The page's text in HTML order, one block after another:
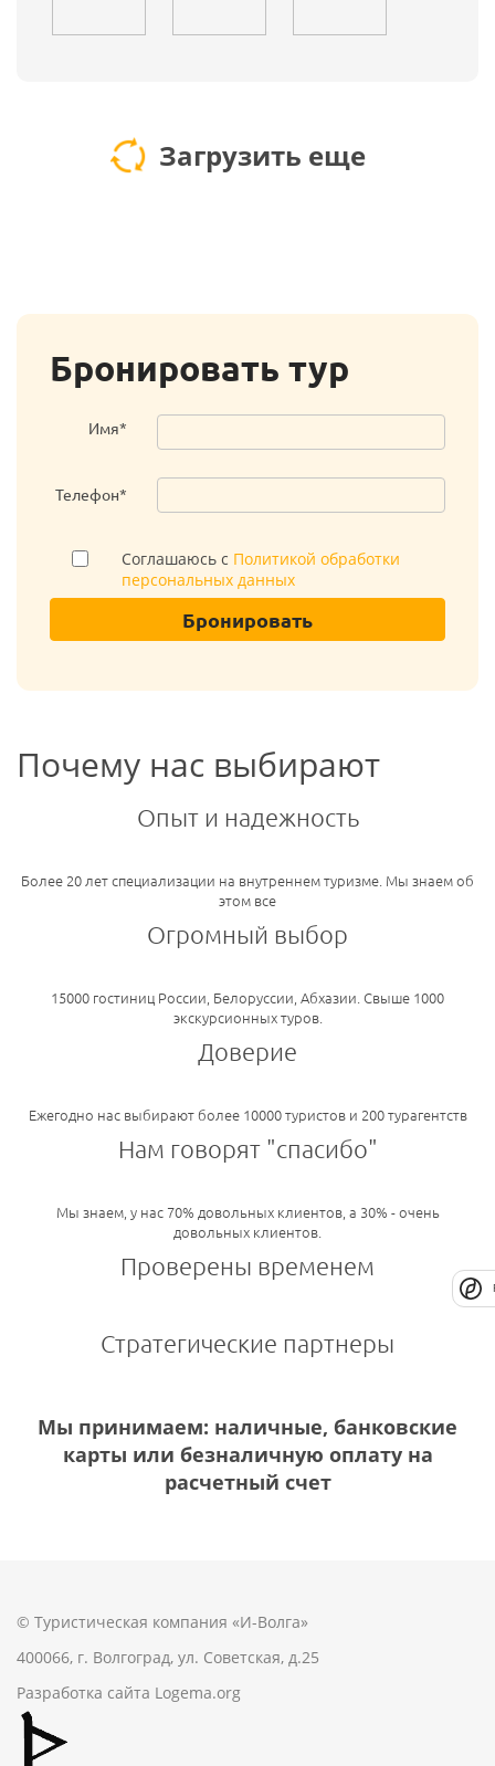
Загрузить еще
Бронировать тур
Имя*
Телефон*
Соглашаюсь с Политикой обработки
персональных данных
Бронировать
Почему нас выбирают
Опыт и надежность
Более 20 лет специализации на внутреннем туризме. Мы знаем об
этом все
Огромный выбор
15000 гостиниц России, Белоруссии, Абхазии. Свыше 1000
экскурсионных туров.
Доверие
Ежегодно нас выбирают более 10000 туристов и 200 турагентств
Нам говорят "спасибо"
Мы знаем, у нас 70% довольных клиентов, а 30% - очень
довольных клиентов.
Проверены временем
Стратегические партнеры
Мы принимаем: наличные, банковские
карты или безналичную оплату на
расчетный счет
© Туристическая компания «И-Волга»
400066, г. Волгоград, ул. Советская, д.25
Разработка сайта Logema.org